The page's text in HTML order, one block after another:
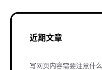
近期文章
写网页内容需要注意什么